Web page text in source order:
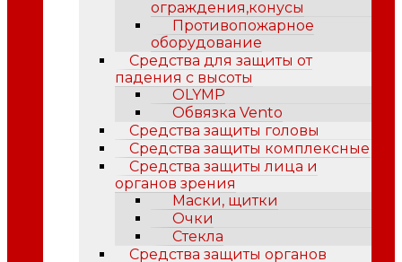
ограждения,конусы
Противопожарное
оборудование
Средства для защиты от
падения с высоты
OLYMP
Обвязка Vento
Средства защиты головы
Средства защиты комплексные
Средства защиты лица и
органов зрения
Маски, щитки
Очки
Стекла
Средства защиты органов